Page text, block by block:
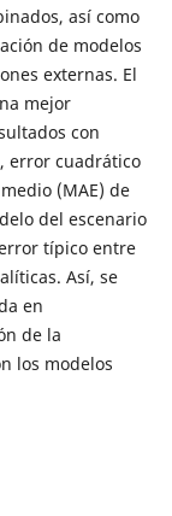
así como
de modelos
externas. El
mejor
con
error cuadrático
(MAE) de
del escenario
típico entre
Así, se
en
de la
los modelos